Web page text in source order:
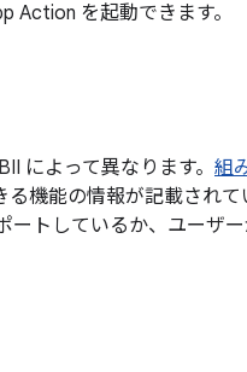
Action を起動できます。
によって異なります。 組
機能の情報が記載されて
トしているか、ユーザ